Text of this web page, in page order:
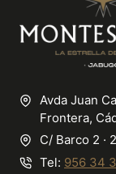
Avda Juan
Frontera,
C/ Barco 2 ·
Tel: 956 34